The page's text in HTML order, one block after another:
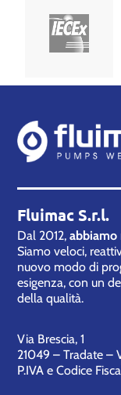
Fluimac S.r.l.
Dal 2012,abbiamo
Siamo veloci,
nuovo modo di
esigenza, con un
della qualità.
Via Brescia, 1
21049 – Tradate –
P.IVA e Codice